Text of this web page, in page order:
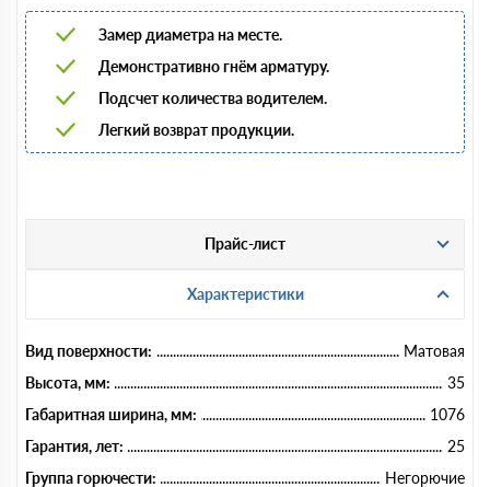
Замер диаметра на месте.
Демонстративно гнём арматуру.
Подсчет количества водителем.
Легкий возврат продукции.
Прайс-лист
Характеристики
Вид поверхности:
Матовая
Высота, мм:
35
Габаритная ширина, мм:
1076
Гарантия, лет:
25
Группа горючести:
Негорючие